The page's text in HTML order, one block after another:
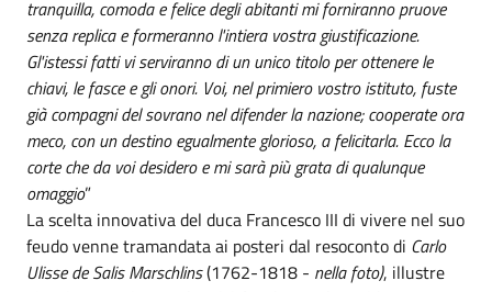
tranquilla, comoda e felice degli abitanti mi forniranno pruove
senza replica e formeranno l'intiera vostra giustificazione.
Gl'istessi fatti vi serviranno di un unico titolo per ottenere le
chiavi, le fasce e gli onori. Voi, nel primiero vostro istituto, fuste
già compagni del sovrano nel difender la nazione; cooperate ora
meco, con un destino egualmente glorioso, a felicitarla. Ecco la
corte che da voi desidero e mi sarà più grata di qualunque
omaggio”
La scelta innovativa del duca Francesco III di vivere nel suo
feudo venne tramandata ai posteri dal resoconto di Carlo
Ulisse de Salis Marschlins(1762-1818 - nella foto), illustre